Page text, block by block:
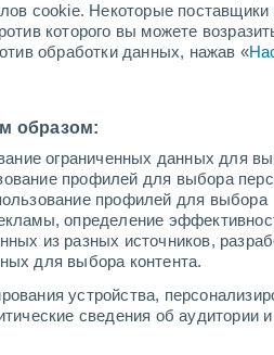
cookie. Некоторые поставщики
которого вы можете
обработки данных, нажав «
образом:
ограниченных данных для
профилей для выбора
профилей для выбора
определение
из разных источников,
для выбора контента.
устройства,
сведения об аудитории
Leaflet |©